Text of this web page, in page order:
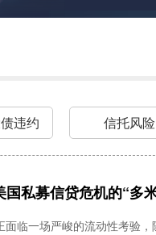
违约 信托风险
私募信贷危机的“多
面临一场严峻的流动性考验